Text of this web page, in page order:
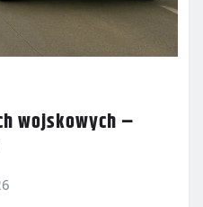
wojskowych –